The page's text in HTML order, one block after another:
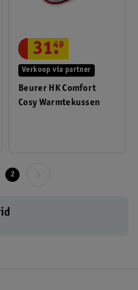
Beurer HK Comfort
Cosy Warmtekussen
Verkoop via partner
31.
49
2